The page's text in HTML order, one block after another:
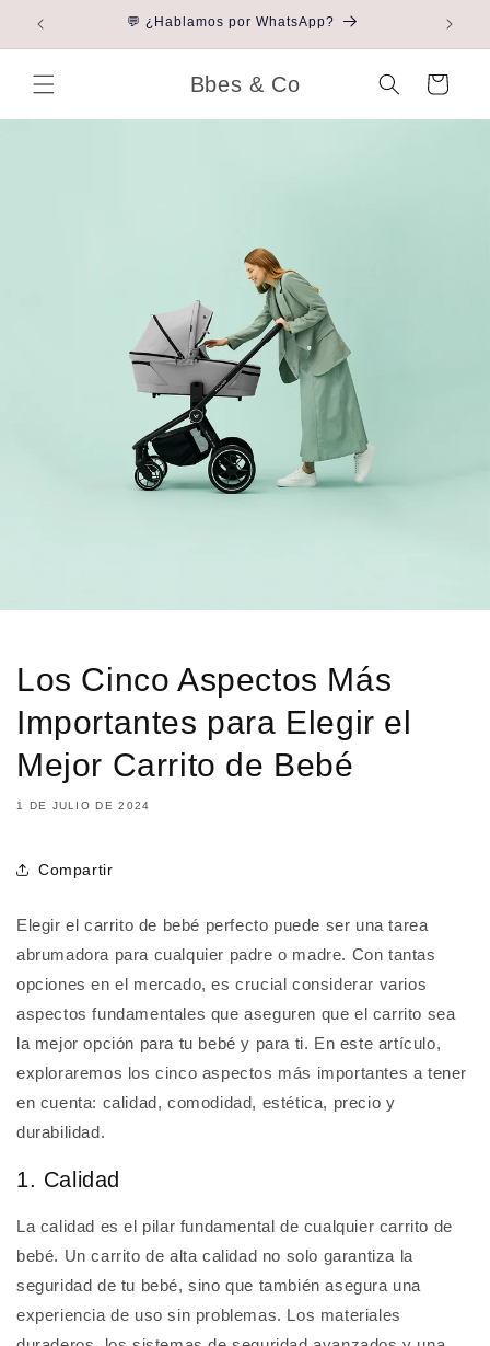
Ir directamente
al contenido
💬 ¿Hablamos por WhatsApp?
Bbes & Co Carrito
Los Cinco Aspectos Más
Importantes para Elegir el
Mejor Carrito de Bebé
1 DE JULIO DE 2024
Compartir
Elegir el carrito de bebé perfecto puede ser una tarea
abrumadora para cualquier padre o madre. Con tantas
opciones en el mercado, es crucial considerar varios
aspectos fundamentales que aseguren que el carrito sea
la mejor opción para tu bebé y para ti. En este artículo,
exploraremos los cinco aspectos más importantes a tener
en cuenta: calidad, comodidad, estética, precio y
durabilidad.
1. Calidad
La calidad es el pilar fundamental de cualquier carrito de
bebé. Un carrito de alta calidad no solo garantiza la
seguridad de tu bebé, sino que también asegura una
experiencia de uso sin problemas. Los materiales